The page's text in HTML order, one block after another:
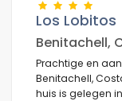
Extra
Los Lobitos
Benitachell,
Prachtige en
Benitachell,
huis is gelegen